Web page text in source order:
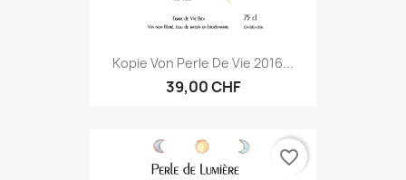
Kopie Von Perle De Vie 2016...
39,00 CHF
favorite_border